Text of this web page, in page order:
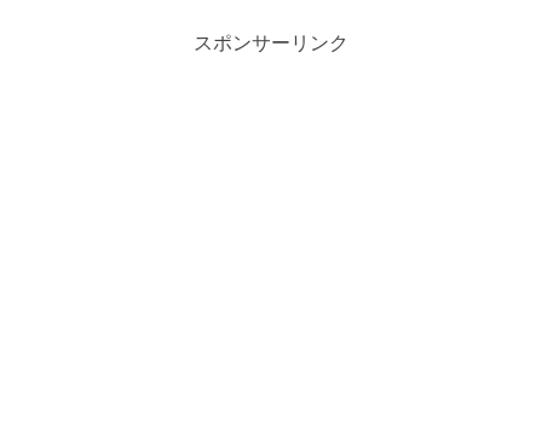
スポンサーリンク